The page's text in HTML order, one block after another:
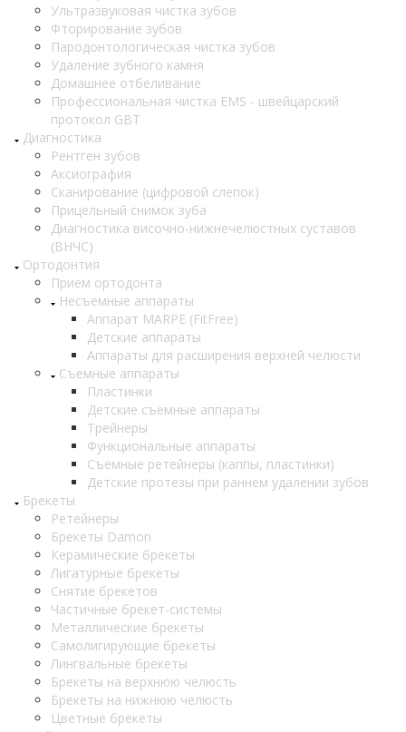
Ультразвуковая чистка зубов
Фторирование зубов
Пародонтологическая чистка зубов
Удаление зубного камня
Домашнее отбеливание
Профессиональная чистка EMS - швейцарский
протокол GBT
Диагностика
Рентген зубов
Аксиография
Сканирование (цифровой слепок)
Прицельный снимок зуба
Диагностика височно-нижнечелюстных суставов
(ВНЧС)
Ортодонтия
Прием ортодонта
Несъемные аппараты
Аппарат MARPE (FitFree)
Детские аппараты
Аппараты для расширения верхней челюсти
Съемные аппараты
Пластинки
Детские съемные аппараты
Трейнеры
Функциональные аппараты
Съемные ретейнеры (каппы, пластинки)
Детские протезы при раннем удалении зубов
Брекеты
Ретейнеры
Брекеты Damon
Керамические брекеты
Лигатурные брекеты
Снятие брекетов
Частичные брекет-системы
Металлические брекеты
Самолигирующие брекеты
Лингвальные брекеты
Брекеты на верхнюю челюсть
Брекеты на нижнюю челюсть
Цветные брекеты